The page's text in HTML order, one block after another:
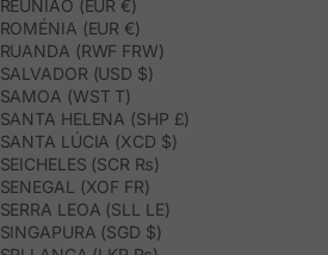
REUNIÃO (EUR €)
ROMÉNIA (EUR €)
RUANDA (RWF FRW)
SALVADOR (USD $)
SAMOA (WST T)
SANTA HELENA (SHP £)
SANTA LÚCIA (XCD $)
SEICHELES (SCR ₨)
SENEGAL (XOF FR)
SERRA LEOA (SLL LE)
SINGAPURA (SGD $)